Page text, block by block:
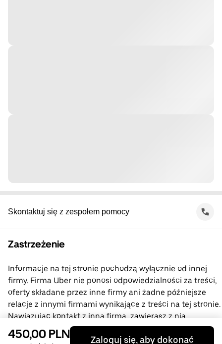
Skontaktuj się z zespołem pomocy
Zastrzeżenie
Informacje na tej stronie pochodzą wyłącznie od innej
firmy. Firma Uber nie ponosi odpowiedzialności za treści,
oferty składane przez inne firmy ani żadne późniejsze
relacje z innymi firmami wynikające z treści na tej stronie.
Nawiązując kontakt z inną firmą, zawierasz z nią
bezpośrednią umowę, której stroną nie jest firma Uber.
Jeśli masz pytania, skontaktuj się bezpośrednio
450,00 PLN Zaloguj się, aby dokonać